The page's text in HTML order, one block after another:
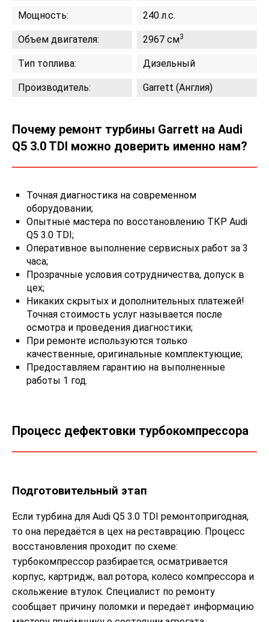
Мощность: 240 л.с.
Объем двигателя: 2967 см3
Тип топлива: Дизельный
Производитель: Garrett (Англия)
Почему ремонт турбины Garrett на Audi
Q5 3.0 TDI можно доверить именно нам?
Точная диагностика на современном
оборудовании;
Опытные мастера по восстановлению ТКР Audi
Q5 3.0 TDI;
Оперативное выполнение сервисных работ за 3
часа;
Прозрачные условия сотрудничества, допуск в
цех;
Никаких скрытых и дополнительных платежей!
Точная стоимость услуг называется после
осмотра и проведения диагностики;
При ремонте используются только
качественные, оригинальные комплектующие;
Предоставляем гарантию на выполненные
работы 1 год.
Процесс дефектовки турбокомпрессора
Подготовительный этап
Если турбина для Audi Q5 3.0 TDI ремонтопригодная,
то она передаётся в цех на реставрацию. Процесс
восстановления проходит по схеме:
турбокомпрессор разбирается, осматривается
корпус, картридж, вал ротора, колесо компрессора и
скольжение втулок. Специалист по ремонту
сообщает причину поломки и передаёт информацию